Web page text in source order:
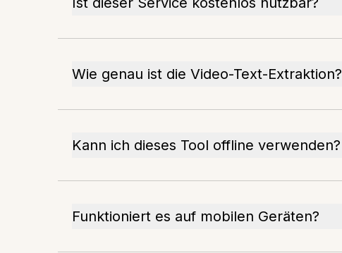
Wie genau ist die Video-Text-Extraktion?
Kann ich dieses Tool offline verwenden?
Funktioniert es auf mobilen Geräten?